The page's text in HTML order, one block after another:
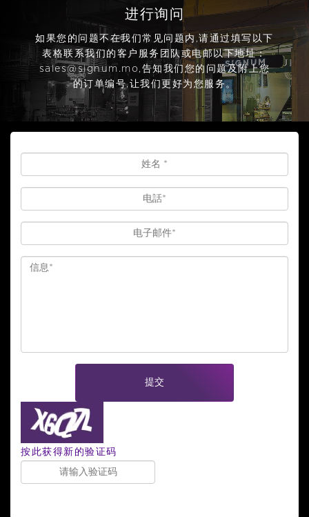
进行询问
如果您的问题不在我们常见问题内,请通过填写以下
表格联系我们的客户服务团队或电邮以下地址：
sales@signum.mo ,告知我们您的问题及附上您
的订单编号,让我们更好为您服务。
提交
按此获得新的验证码